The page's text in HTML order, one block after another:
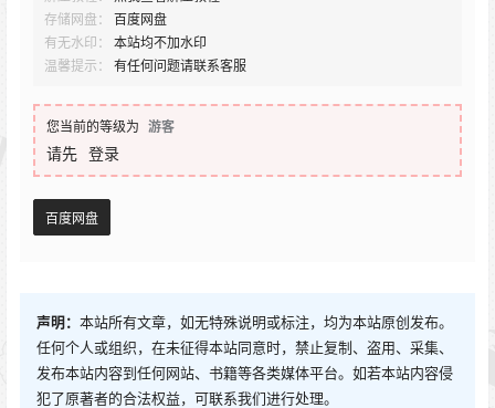
存储网盘：
百度网盘
有无水印：
本站均不加水印
温馨提示：
有任何问题请联系客服
您当前的等级为 游客
请先 登录
百度网盘
声明： 本站所有文章，如无特殊说明或标注，均为本站原创发布。
任何个人或组织，在未征得本站同意时，禁止复制、盗用、采集、
发布本站内容到任何网站、书籍等各类媒体平台。如若本站内容侵
犯了原著者的合法权益，可联系我们进行处理。